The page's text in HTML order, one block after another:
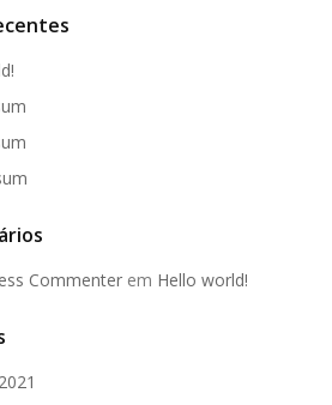
Commenterem Hello world!